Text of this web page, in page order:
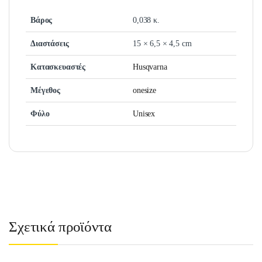
Βάρος 0,038 κ.
Διαστάσεις 15 × 6,5 × 4,5 cm
Κατασκευαστές Husqvarna
Μέγεθος onesize
Φύλο Unisex
Σχετικά προϊόντα